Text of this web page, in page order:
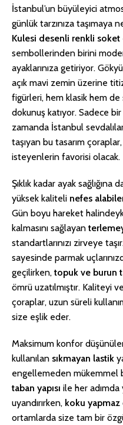
İstanbul’un büyüleyici
günlük tarzınıza taşımaya
Kulesi desenli renkli soket
sembollerinden birini
ayaklarınıza getiriyor.
açık mavi zemin üzerine
figürleri, hem klasik hem
dokunuş katıyor. Sadece
zamanda İstanbul
taşıyan bu tasarım
isteyenlerin favorisi olacak.
Şıklık kadar ayak
yüksek kaliteli nefes
Gün boyu hareket
kalmasını sağlayan
standartlarınızı zirveye
sayesinde parmak
geçilirken,topuk ve burun
ömrü uzatılmıştır. Kaliteyi
çoraplar, uzun süreli
size eşlik eder.
Maksimum konfor
kullanılan sıkmayan lastik
engellemeden mükemmel
taban yapısı ile her adımda
uyandırırken, koku yapmaz
ortamlarda size tam bir